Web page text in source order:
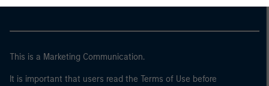
20 millions d'euros, (ii) un chiffre d’affaires net de
un gouvernement national ou régional, y compris les
organismes publics qui gèrent de la dette publique au
niveau national ou régional, les banques centrales, les
This is a Marketing Communication.
It is important that users read the Terms of Use before